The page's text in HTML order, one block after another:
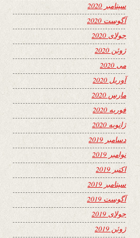
سپتامبر 2020
آگوست 2020
جولای 2020
ژوئن 2020
می 2020
آوریل 2020
مارس 2020
فوریه 2020
ژانویه 2020
دسامبر 2019
نوامبر 2019
اکتبر 2019
سپتامبر 2019
آگوست 2019
جولای 2019
ژوئن 2019